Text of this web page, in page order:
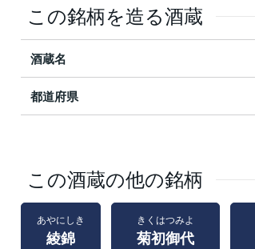
この銘柄を造る酒蔵
酒蔵名
都道府県
この酒蔵の他の銘柄
あやにしき
綾錦
きくはつみよ
菊初御代